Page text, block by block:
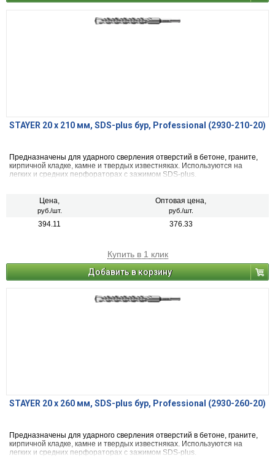
STAYER 20 x 210 мм, SDS-plus бур, Professional (2930-210-20)
Предназначены для ударного сверления отверстий в бетоне, граните,
кирпичной кладке, камне и твердых известняках. Используются на
легких и средних перфораторах с зажимом SDS-plus.
Цена,
руб./шт.
Оптовая цена,
руб./шт.
394.11 376.33
Купить в 1 клик
Добавить в корзину
STAYER 20 x 260 мм, SDS-plus бур, Professional (2930-260-20)
Предназначены для ударного сверления отверстий в бетоне, граните,
кирпичной кладке, камне и твердых известняках. Используются на
легких и средних перфораторах с зажимом SDS-plus.